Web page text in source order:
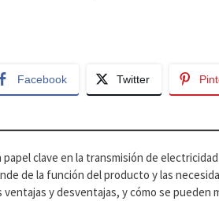
Facebook Twitter
clave en la transmisión de
de la función del producto y las
y desventajas, y cómo se pueden